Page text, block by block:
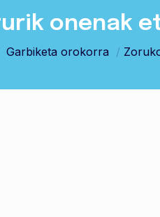
onenak
Garbiketa orokorra /